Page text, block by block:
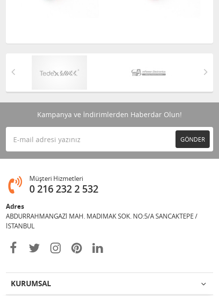
Kampanya ve İndirimlerden Haberdar Olun!
GÖNDER
Müşteri Hizmetleri
0 216 232 2 532
Adres
ABDURRAHMANGAZİ MAH. MADIMAK SOK. NO:5/A SANCAKTEPE /
İSTANBUL
KURUMSAL